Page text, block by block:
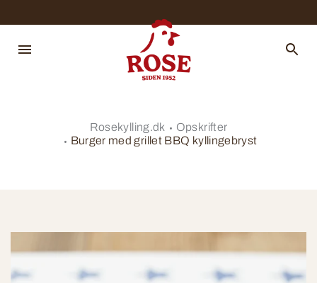
Rosekylling.dk
Opskrifter
Burger med grillet BBQ kyllingebryst